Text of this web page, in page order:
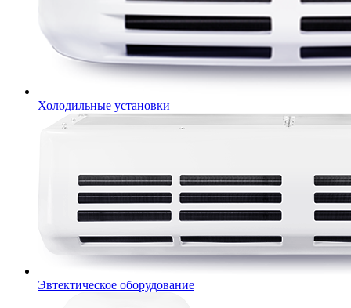
Холодильные установки
Эвтектическое оборудование